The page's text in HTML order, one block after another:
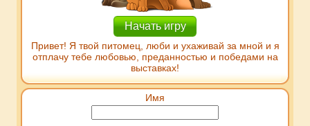
Начать игру
Привет! Я твой питомец, люби и ухаживай за мной и я
отплачу тебе любовью, преданностью и победами на
выставках!
Имя